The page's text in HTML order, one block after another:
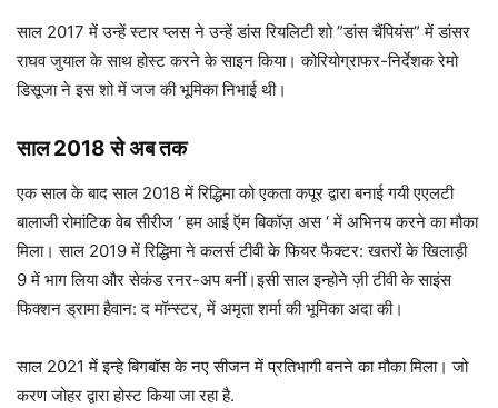
साल 2017 में उन्हें स्टार प्लस ने उन्हें डांस रियलिटी शो ”डांस चैंपियंस” में डांसर
राघव जुयाल के साथ होस्ट करने के साइन किया। कोरियोग्राफर-निर्देशक रेमो
डिसूजा ने इस शो में जज की भूमिका निभाई थी।
साल 2018 से अब तक
एक साल के बाद साल 2018 में रिद्ध‍िमा को एकता कपूर द्वारा बनाई गयी एएलटी
बालाजी रोमांटिक वेब सीरीज ‘ हम आई ऍम बिकॉज़ अस ‘ में अभिनय करने का मौका
मिला। साल 2019 में रिद्धिमा ने कलर्स टीवी के फियर फैक्टर: खतरों के खिलाड़ी
9 में भाग लिया और सेकंड रनर-अप बनीं।इसी साल इन्होने ज़ी टीवी के साइंस
फिक्शन ड्रामा हैवान: द मॉन्स्टर, में अमृता शर्मा की भूमिका अदा की।
साल 2021 में इन्हे बिगबॉस के नए सीजन में प्रतिभागी बनने का मौका मिला। जो
करण जोहर द्वारा होस्ट किया जा रहा है.